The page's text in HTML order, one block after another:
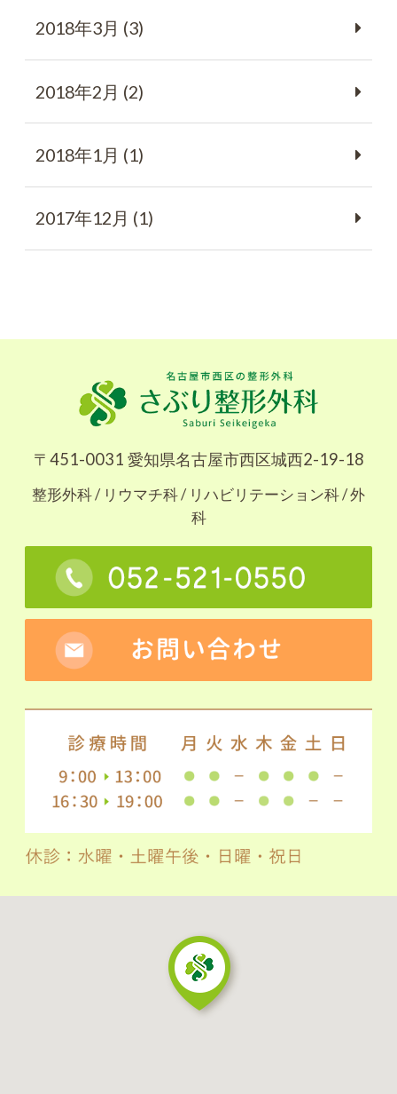
2018年3月 (3)
2018年2月 (2)
2018年1月 (1)
2017年12月 (1)
〒451-0031 愛知県名古屋市西区城西2-19-18
整形外科 / リウマチ科 / リハビリテーション科 / 外
科